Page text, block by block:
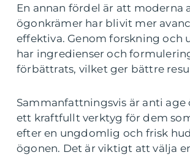
En annan fördel är att moderna
ögonkrämer har blivit mer
effektiva. Genom forskning och
har ingredienser och
förbättrats, vilket ger bättre
Sammanfattningsvis är anti age
ett kraftfullt verktyg för dem
efter en ungdomlig och frisk
ögonen. Det är viktigt att välja